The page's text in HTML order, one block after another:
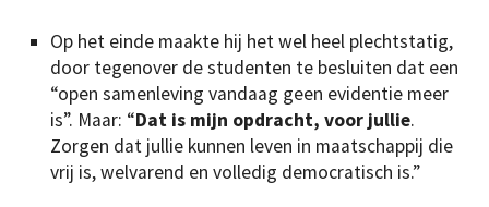
Op het einde maakte hij het wel heel plechtstatig,
door tegenover de studenten te besluiten dat een
“open samenleving vandaag geen evidentie meer
is”. Maar: “Dat is mijn opdracht, voor jullie.
Zorgen dat jullie kunnen leven in maatschappij die
vrij is, welvarend en volledig democratisch is.”